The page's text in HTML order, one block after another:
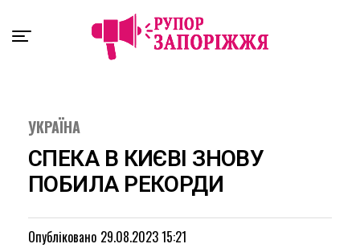
УКРАЇНА
СПЕКА В КИЄВІ ЗНОВУ
ПОБИЛА РЕКОРДИ
Опубліковано 29.08.2023 15:21
Exit mobile version